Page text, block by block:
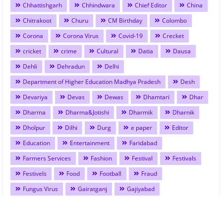
Chhattishgarh
Chhindwara Chief Editor
China
Chitrakoot
Churu CM Birthday
Colombo
Corona
Corona Virus Covid-19
Crecket
cricket
crime Cultural Datia
Dausa
Dehli
Dehradun
Delhi
Department of Higher Education Madhya Pradesh
Desh
Devariya
Devas Dewas Dhamtari
Dhar
Dharma
Dharma&Jotishi Dharmik
Dharnik
Dholpur
Dilhi Durg e paper
Editor
Education
Entertainment
Faridabad
Farmers Services
Fashion Festival
Festivals
Festivels
Food Football
Fraud
Fungus Virus
Gairatganj Gajiyabad